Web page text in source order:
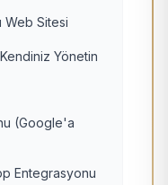
Web Sitesi
Yönetin
(Google'a
Entegrasyonu